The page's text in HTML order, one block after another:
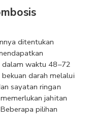
ditentukan
dalam waktu 48–72
darah melalui
sayatan ringan
jahitan
pilihan